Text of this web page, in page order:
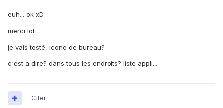
euh... ok xD
merci lol
je vais testé, icone de bureau?
c'est a dire? dans tous les endroits? liste appli...
Citer